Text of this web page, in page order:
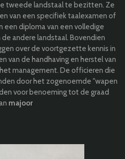
tweede landstaal te bezitten. Ze
van een specifiek taalexamen of
een diploma van een volledige
andere landstaal. Bovendien
over de voortgezette kennis in
van de handhaving en herstel van
management. De officieren die
door het zogenoemde "wapen
voor benoeming tot de graad
majoor